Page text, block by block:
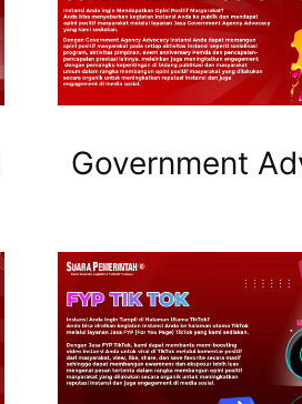
Government